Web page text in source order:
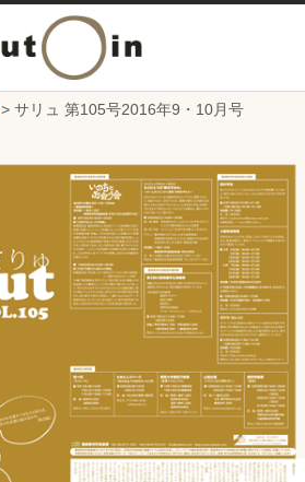
> サリュ 第105号2016年9・10月号